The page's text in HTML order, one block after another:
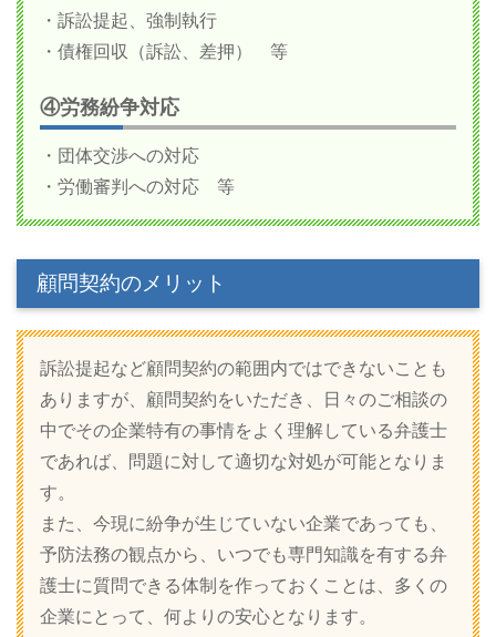
・訴訟提起、強制執行
・債権回収（訴訟、差押） 等
④労務紛争対応
・団体交渉への対応
・労働審判への対応 等
顧問契約のメリット
訴訟提起など顧問契約の範囲内ではできないことも
ありますが、顧問契約をいただき、日々のご相談の
中でその企業特有の事情をよく理解している弁護士
であれば、問題に対して適切な対処が可能となりま
す。
また、今現に紛争が生じていない企業であっても、
予防法務の観点から、いつでも専門知識を有する弁
護士に質問できる体制を作っておくことは、多くの
企業にとって、何よりの安心となります。